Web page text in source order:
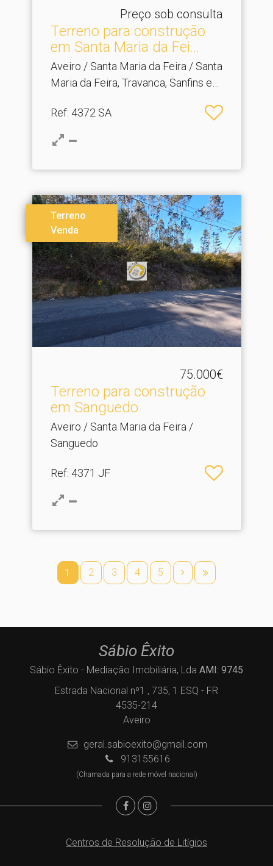
Preço sob consulta
Terreno para construção
em Santa Maria da Fei.​..
Aveiro / Santa Maria da Feira / Santa
Maria da Feira, Travanca, Sanfins e
Ref: 4372 SA
Terreno
Venda
75.000€
Terreno para construção
em Sanguedo
Aveiro / Santa Maria da Feira /
Sanguedo
Ref: 4371 JF
1 2 3 4 5
Sábio Êxito
Sábio Êxito - Mediação Imobiliária, Lda AMI: 9745
Estrada Nacional nº1 , 735, 1 ESQ - FR
4535-214
Aveiro
geral.sabioexito@gmail.com
913155616
(Chamada para a rede móvel nacional)
Centros de Resolução de Litígios